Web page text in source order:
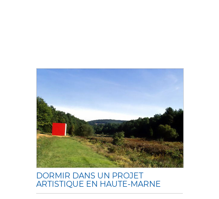
DORMIR DANS UN PROJET
ARTISTIQUE EN HAUTE-MARNE